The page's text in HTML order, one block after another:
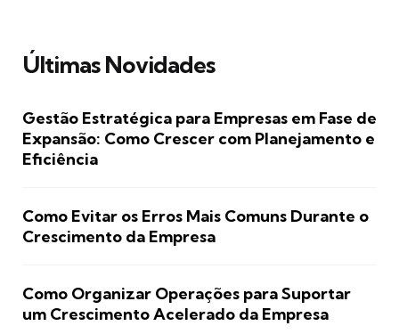
Últimas Novidades
Gestão Estratégica para Empresas em Fase de
Expansão: Como Crescer com Planejamento e
Eficiência
Como Evitar os Erros Mais Comuns Durante o
Crescimento da Empresa
Como Organizar Operações para Suportar
um Crescimento Acelerado da Empresa